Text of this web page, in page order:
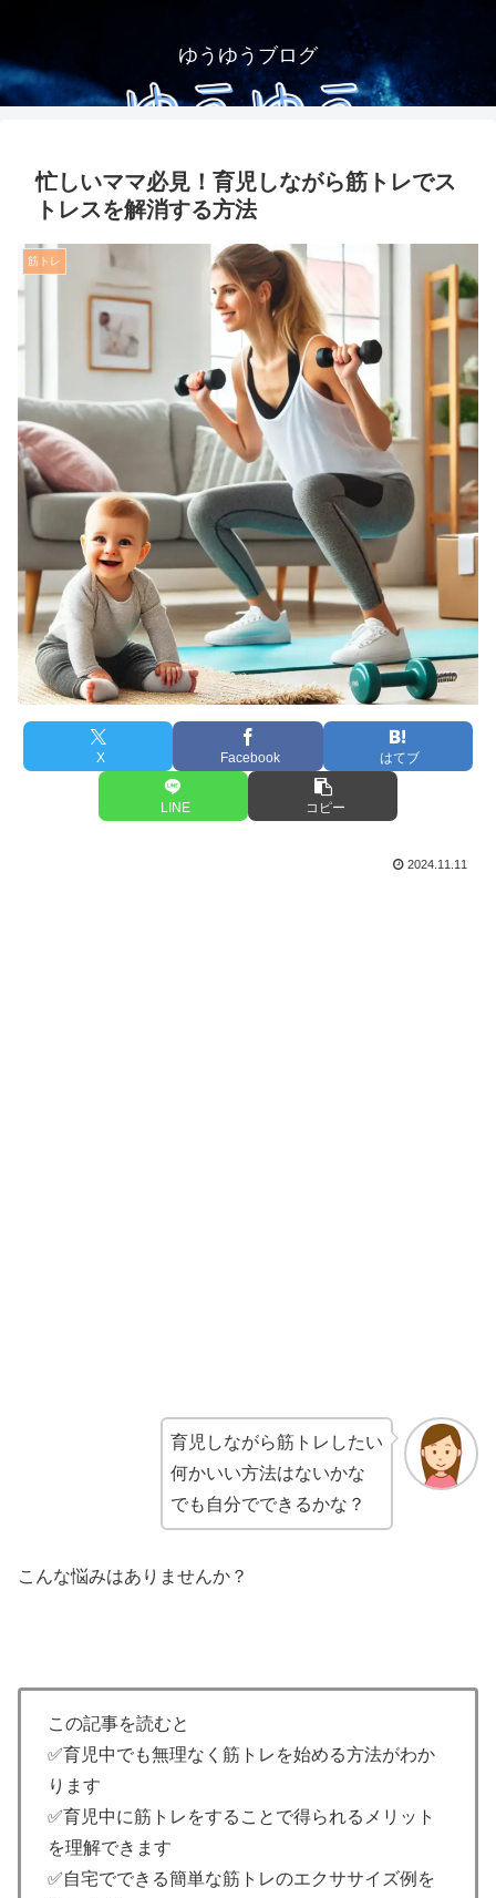
ゆうゆうブログ
忙しいママ必見！育児しながら筋トレでス
トレスを解消する方法
筋トレ
X Facebook はてブ
LINE コピー
2024.11.11
育児しながら筋トレしたい
何かいい方法はないかな
でも自分でできるかな？
こんな悩みはありませんか？
この記事を読むと
✅育児中でも無理なく筋トレを始める方法がわか
ります
✅育児中に筋トレをすることで得られるメリット
を理解できます
✅自宅でできる簡単な筋トレのエクササイズ例を